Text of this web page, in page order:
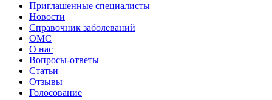
Приглашенные специалисты
Новости
Справочник заболеваний
ОМС
О нас
Вопросы-ответы
Статьи
Отзывы
Голосование